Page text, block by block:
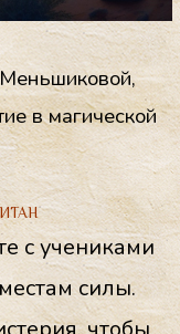
вмагической
с учениками
силы.